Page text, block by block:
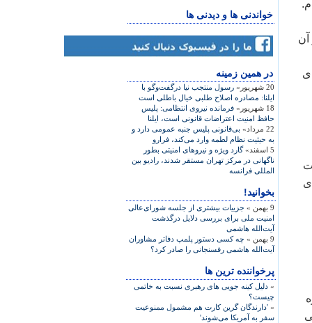
خواندنی ها و دیدنی ها
در همين زمينه
20 شهریور»
رسول منتجب نیا درگفت‌وگو با
ایلنا: مصادره اصلاح طلبی خیال باطلی است
18 شهریور»
فرمانده نیروی انتظامی: پلیس
حافظ امنیت اعتراضات قانونی است، ایلنا
22 مرداد»
بی‌قانونی پلیس جنبه عمومی دارد و
به حیثیت نظام لطمه وارد می‌کند، فرارو
5 اسفند»
گارد ویژه و نیروهای امنیتی بطور
ناگهانی در مرکز تهران مستقر شدند، رادیو بین
المللی فرانسه
بخوانید!
9 بهمن »
جزییات بیشتری از جلسه شورای‌عالی
امنیت ملی برای بررسی دلایل درگذشت
آیت‌الله هاشمی
9 بهمن »
چه کسی دستور پلمپ دفاتر مشاوران
آیت‌الله هاشمی رفسنجانی را صادر کرد؟
پرخواننده ترین ها
» دلیل کینه جویی های رهبری نسبت به خاتمی
چیست؟
» 'دارندگان گرین کارت هم مشمول ممنوعیت
سفر به آمریکا می‌شوند'